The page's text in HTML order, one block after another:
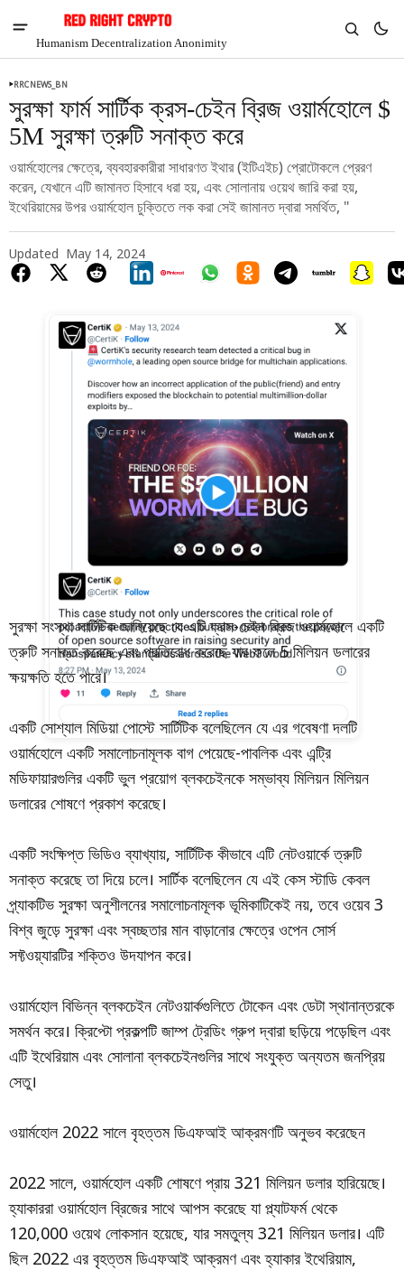
Humanism Decentralization Anonimity
Chia
$1.45
-2.17%
RRCNEWS_BN
সুরক্ষা ফার্ম সার্টিক ক্রস-চেইন ব্রিজ ওয়ার্মহোলে $
5M সুরক্ষা ত্রুটি সনাক্ত করে
ওয়ার্মহোলের ক্ষেত্রে, ব্যবহারকারীরা সাধারণত ইথার (ইটিএইচ) প্রোটোকলে প্রেরণ
করেন, যেখানে এটি জামানত হিসাবে ধরা হয়, এবং সোলানায় ওয়েথ জারি করা হয়,
ইথেরিয়ামের উপর ওয়ার্মহোল চুক্তিতে লক করা সেই জামানত দ্বারা সমর্থিত, "
Updated May 14, 2024
সুরক্ষা সংস্থা সার্টিটিক জানিয়েছে যে এটি ক্রস-চেইন ব্রিজ ওয়ার্মহোলে একটি
ত্রুটি সনাক্ত করেছে এবং প্রতিরোধ করেছে যার ফলে 5 মিলিয়ন ডলারের
ক্ষয়ক্ষতি হতে পারে।
একটি সোশ্যাল মিডিয়া পোস্টে সার্টিটিক বলেছিলেন যে এর গবেষণা দলটি
ওয়ার্মহোলে একটি সমালোচনামূলক বাগ পেয়েছে-পাবলিক এবং এন্ট্রি
মডিফায়ারগুলির একটি ভুল প্রয়োগ ব্লকচেইনকে সম্ভাব্য মিলিয়ন মিলিয়ন
ডলারের শোষণে প্রকাশ করেছে।
একটি সংক্ষিপ্ত ভিডিও ব্যাখ্যায়, সার্টিটিক কীভাবে এটি নেটওয়ার্কে ত্রুটি
সনাক্ত করেছে তা দিয়ে চলে। সার্টিক বলেছিলেন যে এই কেস স্টাডি কেবল
প্র্যাকটিভ সুরক্ষা অনুশীলনের সমালোচনামূলক ভূমিকাটিকেই নয়, তবে ওয়েব 3
বিশ্ব জুড়ে সুরক্ষা এবং স্বচ্ছতার মান বাড়ানোর ক্ষেত্রে ওপেন সোর্স
সফ্টওয়্যারটির শক্তিও উদযাপন করে।
ওয়ার্মহোল বিভিন্ন ব্লকচেইন নেটওয়ার্কগুলিতে টোকেন এবং ডেটা স্থানান্তরকে
সমর্থন করে। ক্রিপ্টো প্রকল্পটি জাম্প ট্রেডিং গ্রুপ দ্বারা ছড়িয়ে পড়েছিল এবং
এটি ইথেরিয়াম এবং সোলানা ব্লকচেইনগুলির সাথে সংযুক্ত অন্যতম জনপ্রিয়
সেতু।
ওয়ার্মহোল 2022 সালে বৃহত্তম ডিএফআই আক্রমণটি অনুভব করেছেন
2022 সালে, ওয়ার্মহোল একটি শোষণে প্রায় 321 মিলিয়ন ডলার হারিয়েছে।
হ্যাকাররা ওয়ার্মহোল ব্রিজের সাথে আপস করেছে যা প্ল্যাটফর্ম থেকে
120,000 ওয়েথ লোকসান হয়েছে, যার সমতুল্য 321 মিলিয়ন ডলার। এটি
ছিল 2022 এর বৃহত্তম ডিএফআই আক্রমণ এবং হ্যাকার ইথেরিয়াম,